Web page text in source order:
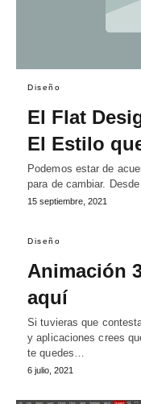
Diseño
El Flat
El Estilo
Podemos estar de
para de cambiar.
15 septiembre, 2021
Diseño
Animación
aquí
Si tuvieras que
y aplicaciones crees
te quedes…
6 julio, 2021